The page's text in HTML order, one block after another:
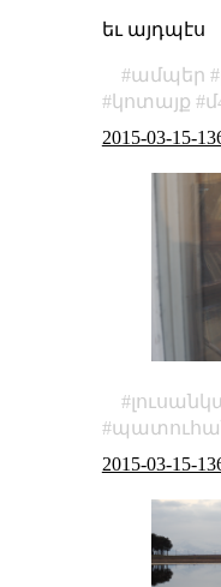
եւ այդպէս
ամպեր
կոտայք
2015-03-15-
2015-03-15-